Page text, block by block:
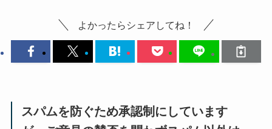
よかったらシェアしてね！
スパムを防ぐため承認制にしています